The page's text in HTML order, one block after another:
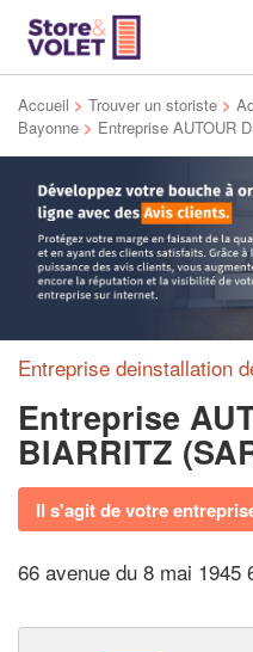
Accueil > Trouver un storiste >
Bayonne > Entreprise AUTOUR
Entreprise deinstallation
Entreprise
BIARRITZ
Il s'agit de votre
66 avenue du 8 mai 1945